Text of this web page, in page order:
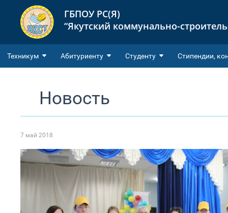
ГБПОУ РС(Я)
“Якутский коммунально-
Техникум Абитуриенту Студенту Cтипендии,
Новость
7 май 2018